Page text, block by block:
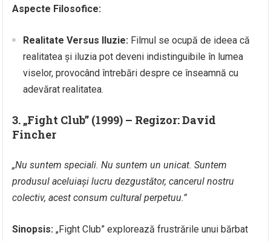
Aspecte Filosofice:
Realitate Versus Iluzie: Filmul se ocupă de ideea că
realitatea și iluzia pot deveni indistinguibile în lumea
viselor, provocând întrebări despre ce înseamnă cu
adevărat realitatea.
3. „Fight Club” (1999) – Regizor: David
Fincher
„Nu suntem speciali. Nu suntem un unicat. Suntem
produsul aceluiași lucru dezgustător, cancerul nostru
colectiv, acest consum cultural perpetuu.”
Sinopsis: „Fight Club” explorează frustrările unui bărbat